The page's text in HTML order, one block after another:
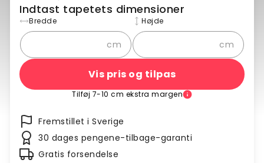
Indtast tapetets dimensioner
Bredde
cm
Højde
cm
Vis pris og tilpas
Tilføj 7-10 cm ekstra margen
Fremstillet i Sverige
30 dages pengene-tilbage-garanti
Gratis forsendelse